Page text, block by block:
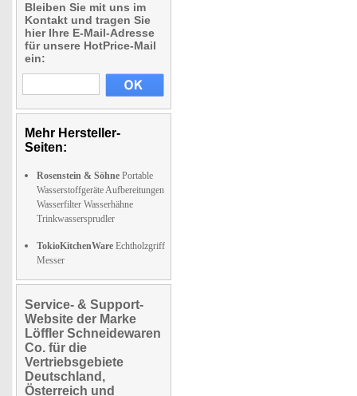
Bleiben Sie mit uns im
Kontakt und tragen Sie
hier Ihre E-Mail-Adresse
für unsere HotPrice-Mail
ein:
Mehr Hersteller-
Seiten:
Rosenstein & Söhne Portable
Wasserstoffgeräte Aufbereitungen
Wasserfilter Wasserhähne
Trinkwassersprudler
TokioKitchenWare Echtholzgriff
Messer
Service- & Support-
Website der Marke
Löffler Schneidewaren
Co. für die
Vertriebsgebiete
Deutschland,
Österreich und